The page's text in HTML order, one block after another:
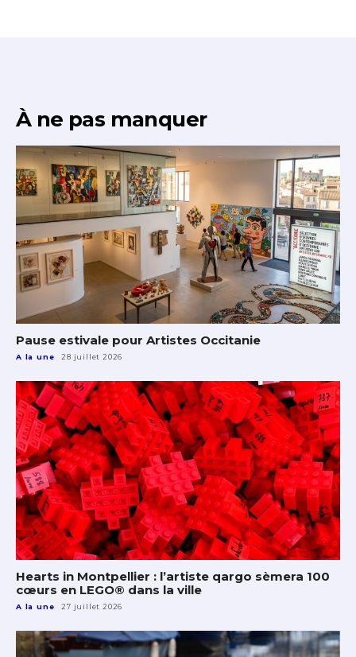
À ne pas manquer
Pause estivale pour Artistes Occitanie
A la une 28 juillet 2026
Hearts in Montpellier : l’artiste qargo sèmera 100
cœurs en LEGO® dans la ville
A la une 27 juillet 2026